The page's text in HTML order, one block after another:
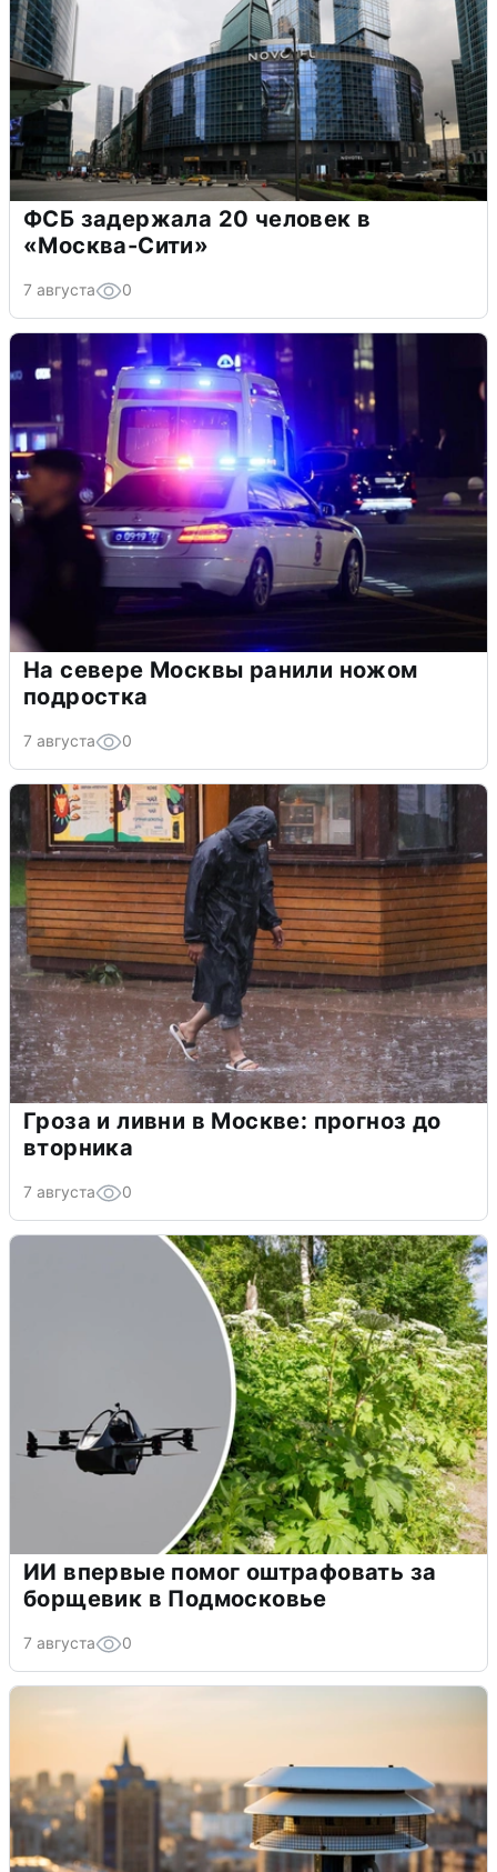
ФСБ задержала 20 человек в
«Москва-Сити»
7 августа 0
На севере Москвы ранили ножом
подростка
7 августа 0
Гроза и ливни в Москве: прогноз до
вторника
7 августа 0
ИИ впервые помог оштрафовать за
борщевик в Подмосковье
7 августа 0